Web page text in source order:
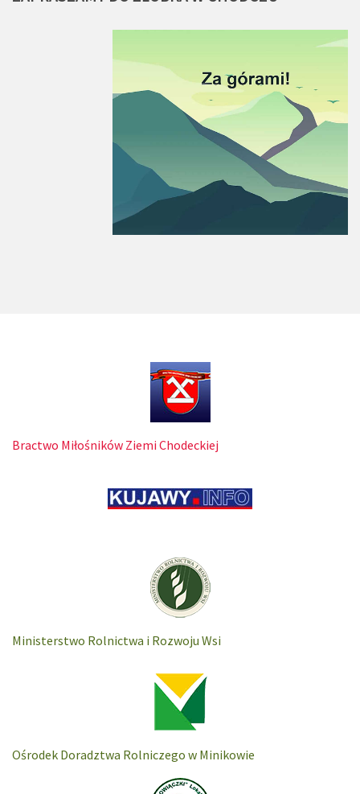
Bractwo Miłośników Ziemi Chodeckiej
Ministerstwo Rolnictwa i Rozwoju Wsi
Ośrodek Doradztwa Rolniczego w Minikowie